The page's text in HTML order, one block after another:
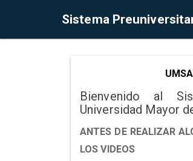
Sistema
Bienvenido al
Universidad Mayor
ANTES DE REALIZAR
LOS VIDEOS